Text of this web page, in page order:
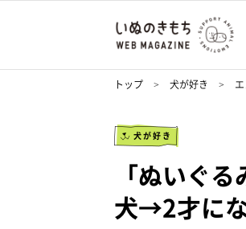
トップ 犬が好き
犬が好き
「ぬいぐ
犬→2才に